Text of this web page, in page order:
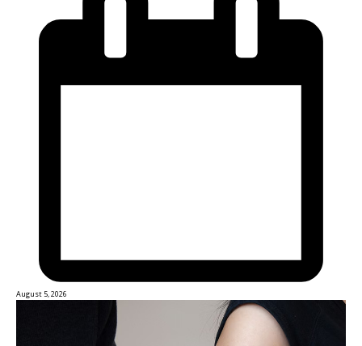
August 5, 2026